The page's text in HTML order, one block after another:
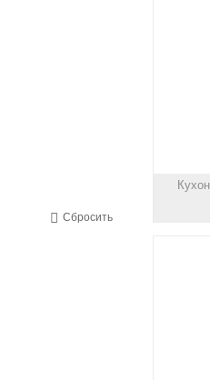
Сбросить